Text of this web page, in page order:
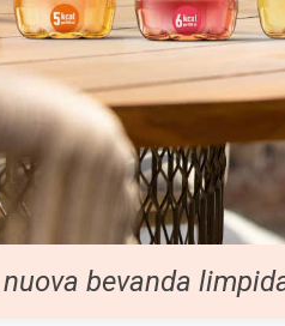
bevanda